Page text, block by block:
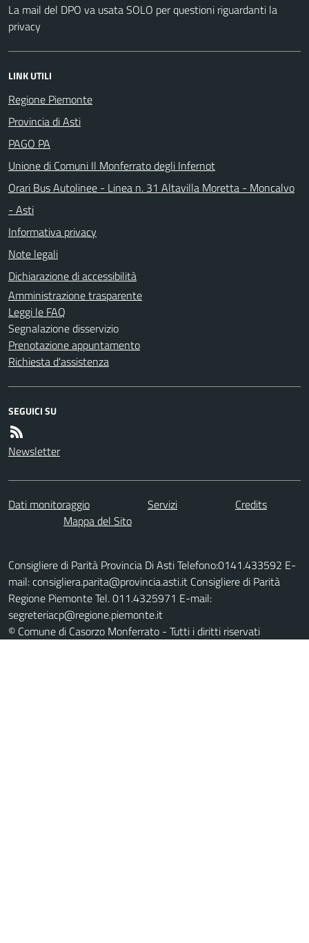
La mail del DPO va usata SOLO per questioni riguardanti la
privacy
LINK UTILI
Regione Piemonte
Provincia di Asti
PAGO PA
Unione di Comuni Il Monferrato degli Infernot
Orari Bus Autolinee - Linea n. 31 Altavilla Moretta - Moncalvo
- Asti
Informativa privacy
Note legali
Dichiarazione di accessibilità
Amministrazione trasparente
Leggi le FAQ
Segnalazione disservizio
Prenotazione appuntamento
Richiesta d'assistenza
SEGUICI SU
Newsletter
Dati monitoraggio Servizi
Credits
Mappa del Sito
Consigliere di Parità Provincia Di Asti Telefono:0141.433592 E-
mail: consigliera.parita@provincia.asti.it Consigliere di Parità
Regione Piemonte Tel. 011.4325971 E-mail:
segreteriacp@regione.piemonte.it
© Comune di Casorzo Monferrato - Tutti i diritti riservati